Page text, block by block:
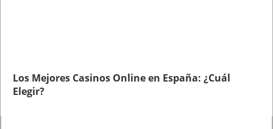
Los Mejores Casinos Online en España: ¿Cuál
Elegir?